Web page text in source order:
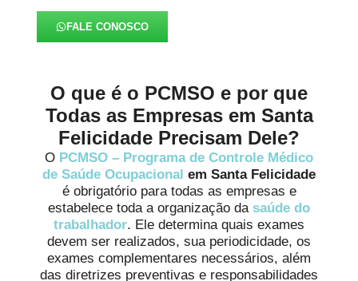
FALE CONOSCO
O que é o PCMSO e por que
Todas as Empresas em Santa
Felicidade Precisam Dele?
O PCMSO – Programa de Controle Médico
de Saúde Ocupacional em Santa Felicidade
é obrigatório para todas as empresas e
estabelece toda a organização da saúde do
trabalhador. Ele determina quais exames
devem ser realizados, sua periodicidade, os
exames complementares necessários, além
das diretrizes preventivas e responsabilidades